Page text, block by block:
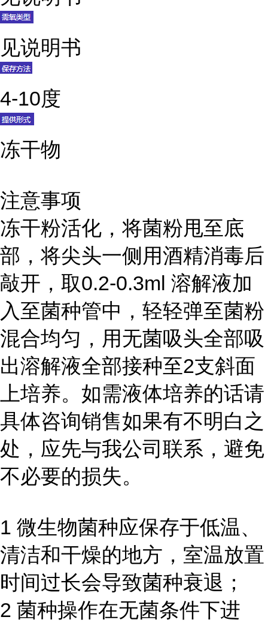
见说明书
4-10度
冻干物
注意事项
冻干粉活化，将菌粉甩至底
部，将尖头一侧用酒精消毒后
敲开，取0.2-0.3ml 溶解液加
入至菌种管中，轻轻弹至菌粉
混合均匀，用无菌吸头全部吸
出溶解液全部接种至2支斜面
上培养。如需液体培养的话请
具体咨询销售如果有不明白之
处，应先与我公司联系，避免
不必要的损失。
1 微生物菌种应保存于低温、
清洁和干燥的地方，室温放置
时间过长会导致菌种衰退；
2 菌种操作在无菌条件下进